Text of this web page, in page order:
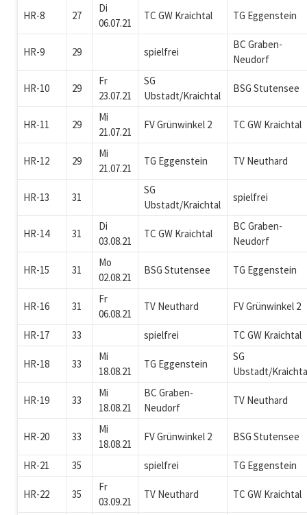
HR-8 27
Di
06.07.21
TC GW Kraichtal TG Eggenstein
HR-9 29 spielfrei
BC Graben-
Neudorf
HR-10 29
Fr
23.07.21
SG
Ubstadt/Kraichtal
BSG Stutensee
HR-11 29
Mi
21.07.21
FV Grünwinkel 2 TC GW Kraichtal
HR-12 29
Mi
21.07.21
TG Eggenstein TV Neuthard
HR-13 31
SG
Ubstadt/Kraichtal
spielfrei
HR-14 31
Di
03.08.21
TC GW Kraichtal
BC Graben-
Neudorf
HR-15 31
Mo
02.08.21
BSG Stutensee TG Eggenstein
HR-16 31
Fr
06.08.21
TV Neuthard FV Grünwinkel 2
HR-17 33 spielfrei TC GW Kraichtal
HR-18 33
Mi
18.08.21
TG Eggenstein
SG
Ubstadt/
HR-19 33
Mi
18.08.21
BC Graben-
Neudorf
TV Neuthard
HR-20 33
Mi
18.08.21
FV Grünwinkel 2 BSG Stutensee
HR-21 35 spielfrei TG Eggenstein
HR-22 35
Fr
03.09.21
TV Neuthard TC GW Kraichtal